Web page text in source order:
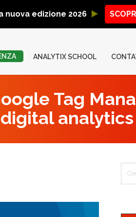
edizione 2026
ANALYTIX SCHOOL
Tag
analytics